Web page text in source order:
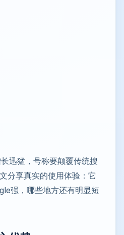
迅猛，号称要颠覆传统搜
分享真实的使用体验：它
强，哪些地方还有明显短